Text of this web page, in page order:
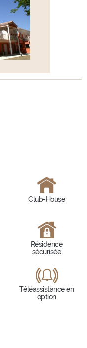
Club-House
Résidence
sécurisée
Téléassistance en
option